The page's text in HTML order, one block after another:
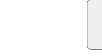
ト
に